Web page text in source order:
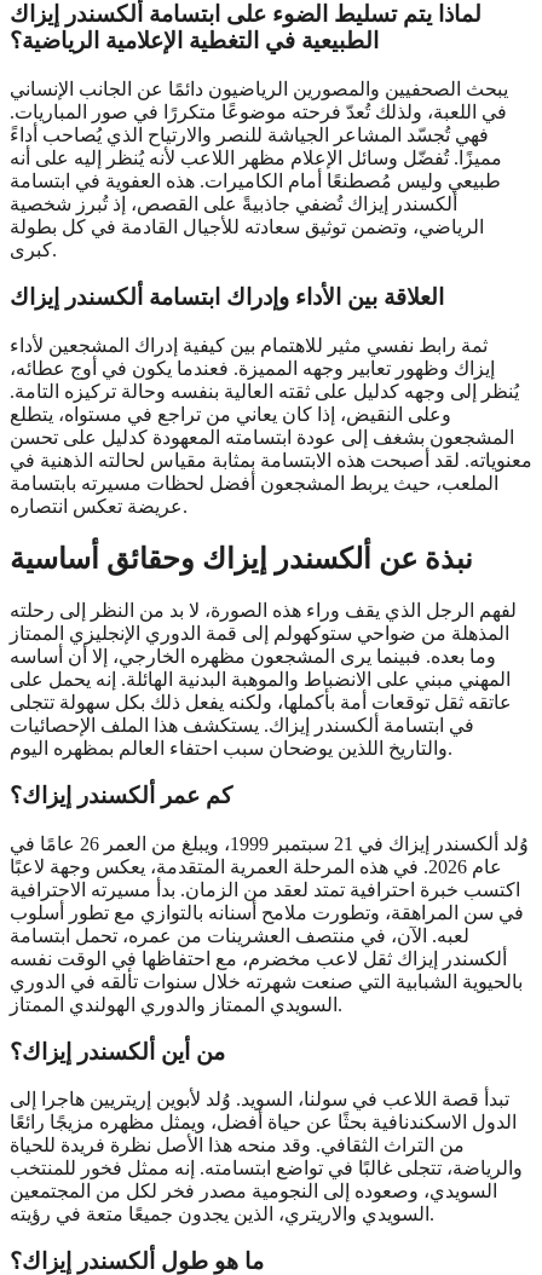
لماذا يتم تسليط الضوء على ابتسامة ألكسندر إيزاك
الطبيعية في التغطية الإعلامية الرياضية؟
يبحث الصحفيين والمصورين الرياضيون دائمًا عن الجانب الإنساني
في اللعبة، ولذلك تُعدّ فرحته موضوعًا متكررًا في صور المباريات.
فهي تُجسّد المشاعر الجياشة للنصر والارتياح الذي يُصاحب أداءً
مميزًا. تُفضّل وسائل الإعلام مظهر اللاعب لأنه يُنظر إليه على أنه
طبيعي وليس مُصطنعًا أمام الكاميرات. هذه العفوية في ابتسامة
ألكسندر إيزاك تُضفي جاذبيةً على القصص، إذ تُبرز شخصية
الرياضي، وتضمن توثيق سعادته للأجيال القادمة في كل بطولة
كبرى.
العلاقة بين الأداء وإدراك ابتسامة ألكسندر إيزاك
ثمة رابط نفسي مثير للاهتمام بين كيفية إدراك المشجعين لأداء
إيزاك وظهور تعابير وجهه المميزة. فعندما يكون في أوج عطائه،
يُنظر إلى وجهه كدليل على ثقته العالية بنفسه وحالة تركيزه التامة.
وعلى النقيض، إذا كان يعاني من تراجع في مستواه، يتطلع
المشجعون بشغف إلى عودة ابتسامته المعهودة كدليل على تحسن
معنوياته. لقد أصبحت هذه الابتسامة بمثابة مقياس لحالته الذهنية في
الملعب، حيث يربط المشجعون أفضل لحظات مسيرته بابتسامة
عريضة تعكس انتصاره.
نبذة عن ألكسندر إيزاك وحقائق أساسية
لفهم الرجل الذي يقف وراء هذه الصورة، لا بد من النظر إلى رحلته
المذهلة من ضواحي ستوكهولم إلى قمة الدوري الإنجليزي الممتاز
وما بعده. فبينما يرى المشجعون مظهره الخارجي، إلا أن أساسه
المهني مبني على الانضباط والموهبة البدنية الهائلة. إنه يحمل على
عاتقه ثقل توقعات أمة بأكملها، ولكنه يفعل ذلك بكل سهولة تتجلى
في ابتسامة ألكسندر إيزاك. يستكشف هذا الملف الإحصائيات
والتاريخ اللذين يوضحان سبب احتفاء العالم بمظهره اليوم.
كم عمر ألكسندر إيزاك؟
وُلد ألكسندر إيزاك في 21 سبتمبر 1999، ويبلغ من العمر 26 عامًا في
عام 2026. في هذه المرحلة العمرية المتقدمة، يعكس وجهة لاعبًا
اكتسب خبرة احترافية تمتد لعقد من الزمان. بدأ مسيرته الاحترافية
في سن المراهقة، وتطورت ملامح أسنانه بالتوازي مع تطور أسلوب
لعبه. الآن، في منتصف العشرينات من عمره، تحمل ابتسامة
ألكسندر إيزاك ثقل لاعب مخضرم، مع احتفاظها في الوقت نفسه
بالحيوية الشبابية التي صنعت شهرته خلال سنوات تألقه في الدوري
السويدي الممتاز والدوري الهولندي الممتاز.
من أين ألكسندر إيزاك؟
تبدأ قصة اللاعب في سولنا، السويد. وُلد لأبوين إريتريين هاجرا إلى
الدول الاسكندنافية بحثًا عن حياة أفضل، ويمثل مظهره مزيجًا رائعًا
من التراث الثقافي. وقد منحه هذا الأصل نظرة فريدة للحياة
والرياضة، تتجلى غالبًا في تواضع ابتسامته. إنه ممثل فخور للمنتخب
السويدي، وصعوده إلى النجومية مصدر فخر لكل من المجتمعين
السويدي والاريتري، الذين يجدون جميعًا متعة في رؤيته.
ما هو طول ألكسندر إيزاك؟